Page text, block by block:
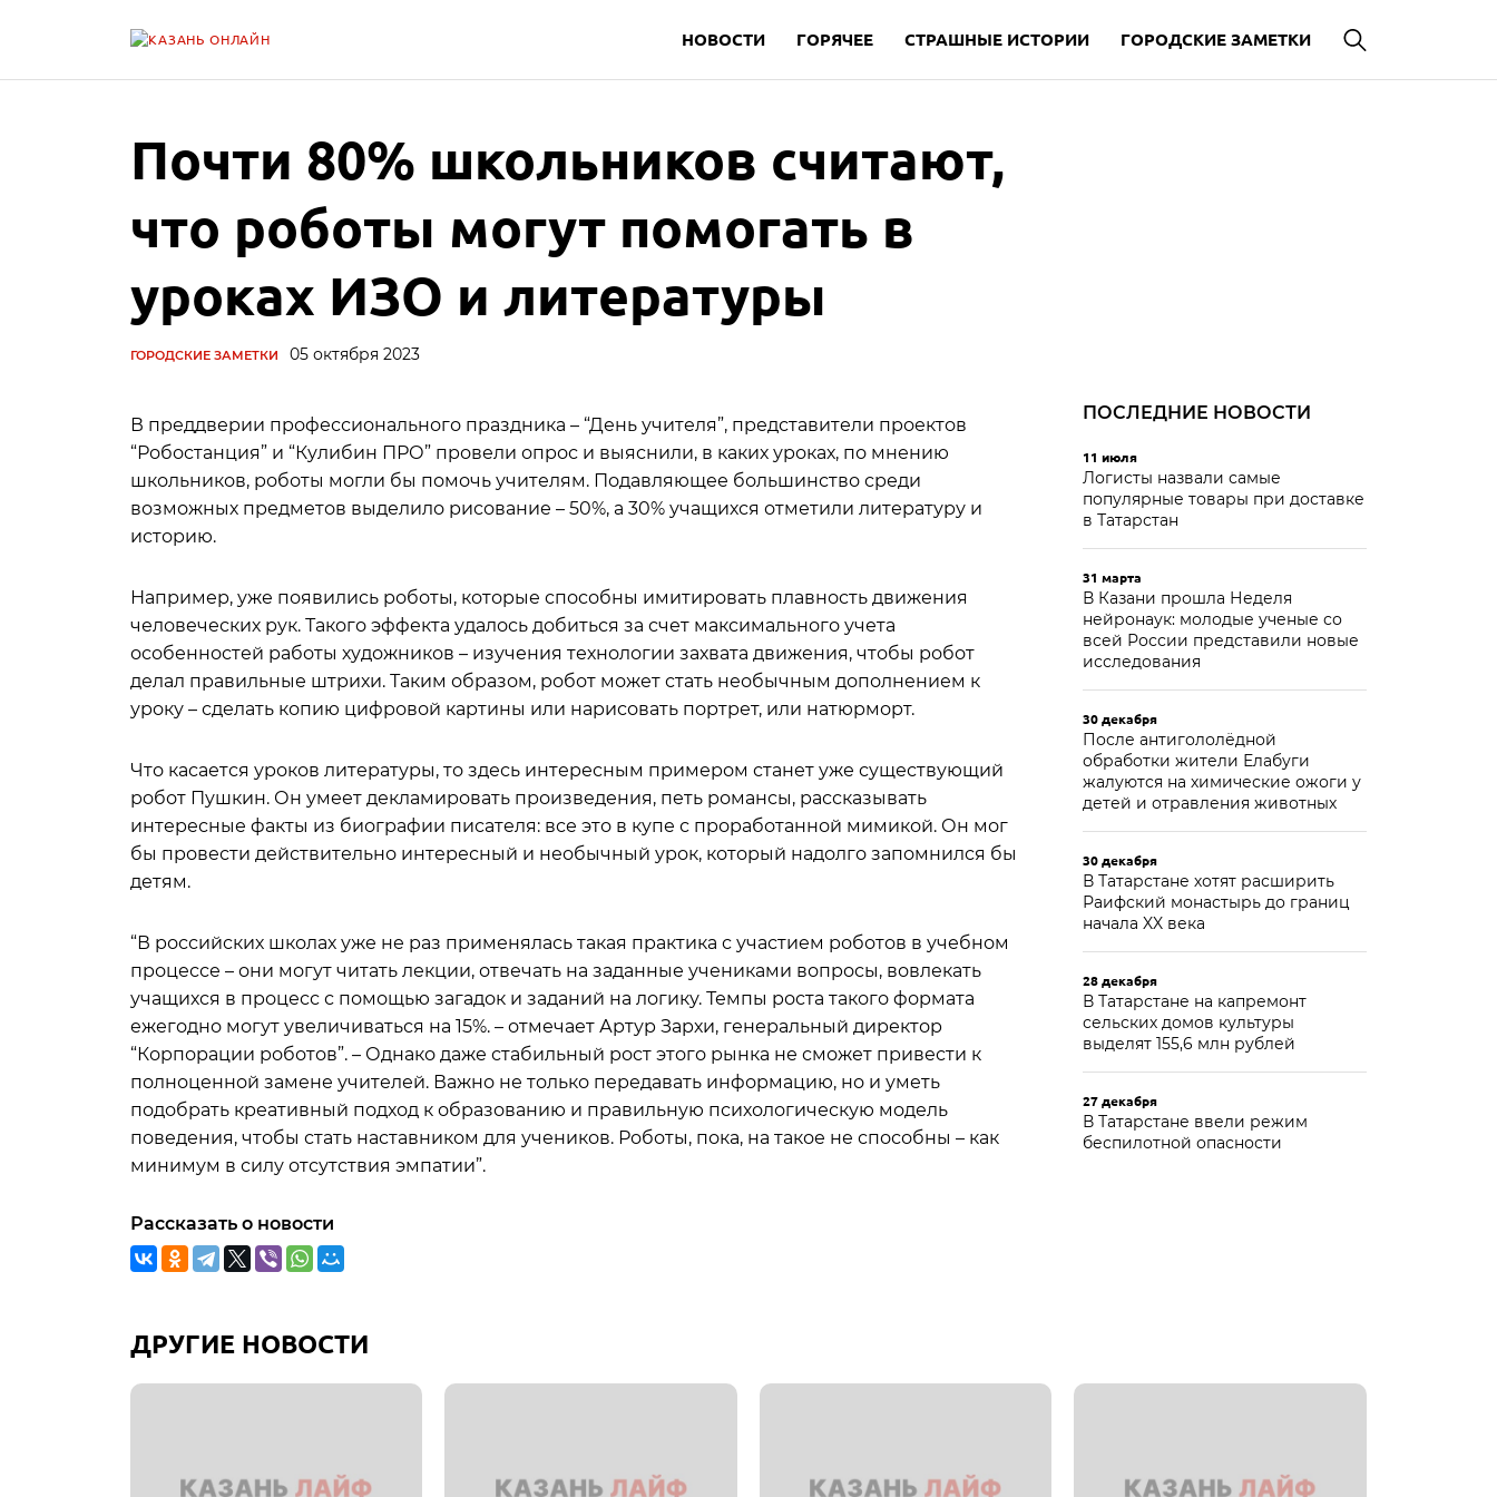
НОВОСТИ ГОРЯЧЕЕ СТРАШНЫЕ ИСТОРИИ ГОРОДСКИЕ ЗАМЕТКИ
Почти 80% школьников считают,
что роботы могут помогать в
уроках ИЗО и литературы
ГОРОДСКИЕ ЗАМЕТКИ 05 октября 2023
В преддверии профессионального праздника – “День учителя”, представители проектов
“Робостанция” и “Кулибин ПРО” провели опрос и выяснили, в каких уроках, по мнению
школьников, роботы могли бы помочь учителям. Подавляющее большинство среди
возможных предметов выделило рисование – 50%, а 30% учащихся отметили литературу и
историю.
Например, уже появились роботы, которые способны имитировать плавность движения
человеческих рук. Такого эффекта удалось добиться за счет максимального учета
особенностей работы художников – изучения технологии захвата движения, чтобы робот
делал правильные штрихи. Таким образом, робот может стать необычным дополнением к
уроку – сделать копию цифровой картины или нарисовать портрет, или натюрморт.
Что касается уроков литературы, то здесь интересным примером станет уже существующий
робот Пушкин. Он умеет декламировать произведения, петь романсы, рассказывать
интересные факты из биографии писателя: все это в купе с проработанной мимикой. Он мог
бы провести действительно интересный и необычный урок, который надолго запомнился бы
детям.
“В российских школах уже не раз применялась такая практика с участием роботов в учебном
процессе – они могут читать лекции, отвечать на заданные учениками вопросы, вовлекать
учащихся в процесс с помощью загадок и заданий на логику. Темпы роста такого формата
ежегодно могут увеличиваться на 15%. – отмечает Артур Зархи, генеральный директор
“Корпорации роботов”. – Однако даже стабильный рост этого рынка не сможет привести к
полноценной замене учителей. Важно не только передавать информацию, но и уметь
подобрать креативный подход к образованию и правильную психологическую модель
поведения, чтобы стать наставником для учеников. Роботы, пока, на такое не способны – как
минимум в силу отсутствия эмпатии”.
Рассказать о новости
ПОСЛЕДНИЕ НОВОСТИ
11 июля
Логисты назвали самые
популярные товары при доставке
в Татарстан
31 марта
В Казани прошла Неделя
нейронаук: молодые ученые со
всей России представили новые
исследования
30 декабря
После антигололёдной
обработки жители Елабуги
жалуются на химические ожоги у
детей и отравления животных
30 декабря
В Татарстане хотят расширить
Раифский монастырь до границ
начала XX века
28 декабря
В Татарстане на капремонт
сельских домов культуры
выделят 155,6 млн рублей
27 декабря
В Татарстане ввели режим
беспилотной опасности
ДРУГИЕ НОВОСТИ